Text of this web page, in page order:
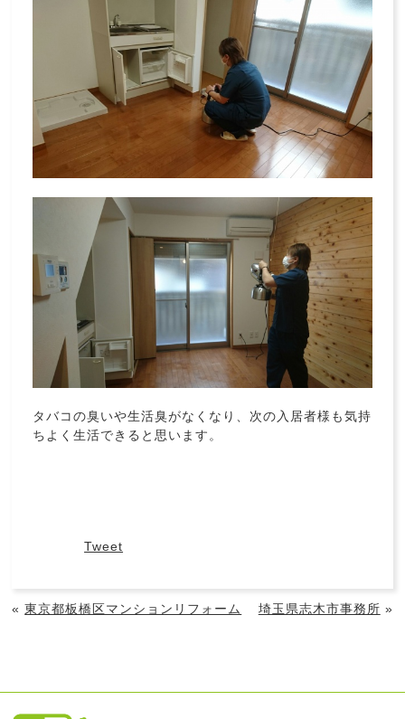
タバコの臭いや生活臭がなくなり、次の入居者様も気持
ちよく生活できると思います。
Tweet
«東京都板橋区マンションリフォーム 埼玉県志木市事務所 »